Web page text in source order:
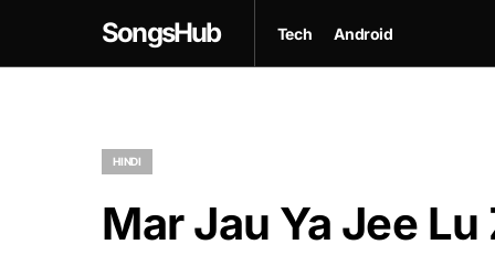
SongsHub Tech Android
HINDI
Mar Jau Ya Jee